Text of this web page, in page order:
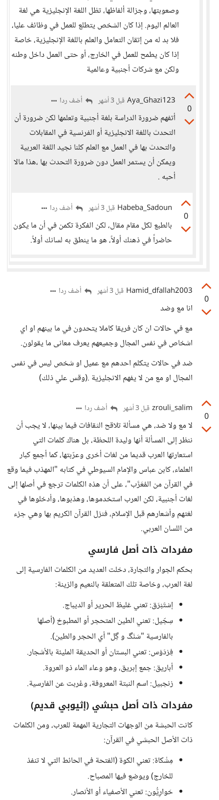
وصعوبتها، وجزالة ألفاظها، تظل اللغة الإنجليزية هي لغة
العالم اليوم. إذا كان الشخص يتطلع للعمل في وظائف عليا،
فلا بد له من إتقان التعامل والعلم باللغة الإنجليزية، خاصة
إذا كان يطمح للعمل في الخارج، أو حتى العمل داخل وطنه
ولكن مع شركات أجنبية وعالمية
0
Aya_Ghazi123 قبل 3 أشهر أضف ردا
أتفهم ضرورة الدراسة بلغة أجنبية وتعلمها لكن ضرورة أن
التحدث باللغة الانجليزية أو الفرنسية في المقابلات
والتحدث بها في العمل مع العلم كلنا نجيد اللغة العربية
ويمكن أن يستمر العمل دون ضرورة التحدث بها ،هذا مالا
أحبه .
0
Habeba_Sadoun قبل 3 أشهر أضف ردا
بالطبع لكل مقام مقال، لكن الفكرة تكمن في أن ما يكون
حاضراً في ذهنك أولاً، هو ما ينطق به لسانك أولاً.
0
Hamid_dfallah2003 قبل 3 أشهر أضف ردا
انا مع وضد
مع في حالات ان كان فريقا كاملا يتحدون في ما بينهم او اي
اشخاص في نفس المجال وجميعهم يعرف معانى ما يقولون.
ضد في حالات يتكلم احدهم مع عميل او شخص ليس في نفس
المجال او مع من لا يفهم الانجليزية .(وقس علي ذلك)
0
zrouli_salim قبل 3 أشهر أضف ردا
لا مع ولا ضد، هي مسألة تلاقح الثقافات فيما بينها، لا يجب أن
ننظر إلى المسألة أنها وليدة اللحظة، بل هناك كلمات التي
استعارتها العرب قديما من لغات أخرى وعرّبتها، كما أجمع كبار
العلماء، كابن عباس والإمام السيوطي في كتابه "المهذب فيما وقع
في القرآن من المُعَرَّب"، على أن هذه الكلمات ترجع في أصلها إلى
لغات أجنبية، لكن العرب استخدموها، وهذبوها، وأدخلوها في
لغتهم وأشعارهم قبل الإسلام، فنزل القرآن الكريم بها وهي جزء
من اللسان العربي.
مفردات ذات أصل فارسي
بحكم الجوار والتجارة، دخلت العديد من الكلمات الفارسية إلى
لغة العرب، وخاصة تلك المتعلقة بالنعيم والزينة:
إسْتَبْرَق: تعني غليظ الحرير أو الديباج.
سِجّيل: تعني الطين المتحجر أو المطبوخ (أصلها
بالفارسية "سَنْگ و گِل" أي الحجر والطين).
فِرْدَوْس: تعني البستان أو الحديقة المليئة بالأشجار.
أباريق: جمع إبريق، وهو وعاء الماء ذو العروة.
زنجبيل: اسم النبتة المعروفة، وعُربت عن الفارسية.
مفردات ذات أصل حبشي (إثيوبي قديم)
كانت الحبشة من الوجهات التجارية المهمة للعرب، ومن الكلمات
ذات الأصل الحبشي في القرآن:
مِشْكاة: تعني الكوة (الفتحة في الحائط التي لا تنفذ
للخارج) ويوضع فيها المصباح.
حَوارِيُّون: تعني الأصفياء أو الأنصار.